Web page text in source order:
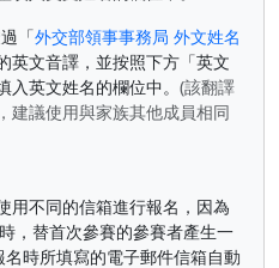
「外交部領事事務局 外文姓名
英文音譯，並按照下方「英文
英文姓名的欄位中。 (該翻譯
建議使用與家族其他成員相同
用不同的信箱進行報名，因為
，替首次參賽的參賽者產生一
時所填寫的電子郵件信箱自動